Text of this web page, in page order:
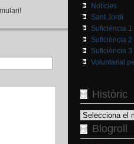
Notícies
Sant Jordi
Suficiència 1
Suficiència 2
Suficiència 3
Voluntariat
Històric
Històric
Blogroll